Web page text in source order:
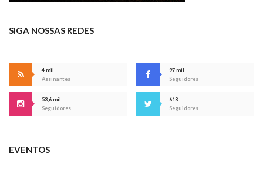
SIGA NOSSAS REDES
4 mil
Assinantes
97 mil
Seguidores
53,6 mil
Seguidores
618
Seguidores
EVENTOS